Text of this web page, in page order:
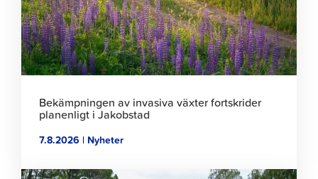
Bekämpningen av invasiva växter fortskrider
planenligt i Jakobstad
7.8.2026 | Nyheter